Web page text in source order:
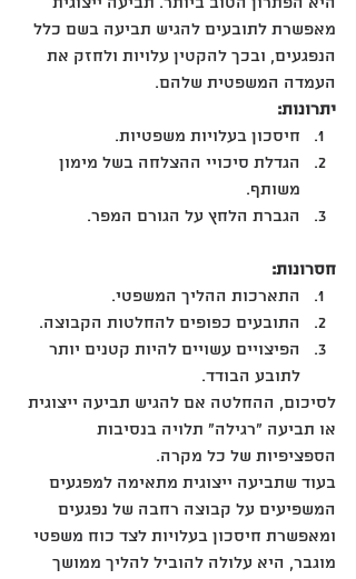
מאפשרת לתובעים להגיש תביעה בשם כלל
הנפגעים, ובכך להקטין עלויות ולחזק את
העמדה המשפטית שלהם.
יתרונות:
חיסכון בעלויות משפטיות.
הגדלת סיכויי ההצלחה בשל מימון
משותף.
הגברת הלחץ על הגורם המפר.
חסרונות:
התארכות ההליך המשפטי.
התובעים כפופים להחלטות הקבוצה.
הפיצויים עשויים להיות קטנים יותר
לתובע הבודד.
לסיכום, ההחלטה אם להגיש תביעה ייצוגית
או תביעה "רגילה" תלויה בנסיבות
הספציפיות של כל מקרה.
בעוד שתביעה ייצוגית מתאימה למפגעים
המשפיעים על קבוצה רחבה של נפגעים
ומאפשרת חיסכון בעלויות לצד כוח משפטי
מוגבר, היא עלולה להוביל להליך ממושך